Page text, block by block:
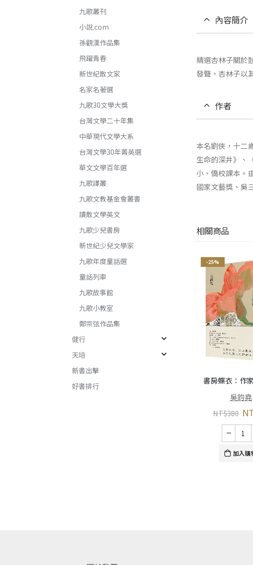
內容簡介
精選杏林子關於
發聲，杏林子以
作者
本名劉俠，十二
生命的深井》、
小、僑校課本。
國家文藝獎、吳
相關商品
-25% -25%
書房蝶衣：作
吳鈞堯
NT$380
加入購
九歌叢刊
小說.com
孫觀漢作品集
飛躍青春
新世紀散文家
名家名著選
九歌30文學大獎
台灣文學二十年集
中華現代文學大系
台灣文學30年菁英選
華文文學百年選
九歌譯叢
九歌文教基金會叢書
讀散文學英文
九歌少兒書房
新世紀少兒文學家
九歌年度童話選
童話列車
九歌故事館
九歌小教室
鄭宗弦作品集
健行
天培
新書出擊
好書排行